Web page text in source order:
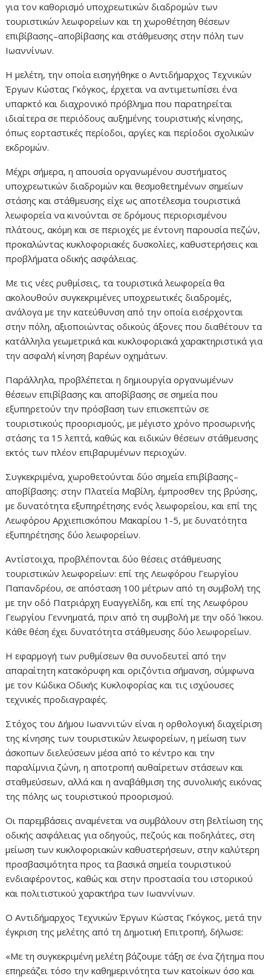
για τον καθορισμό υποχρεωτικών διαδρομών των
τουριστικών λεωφορείων και τη χωροθέτηση θέσεων
επιβίβασης–αποβίβασης και στάθμευσης στην πόλη των
Ιωαννίνων.
Η μελέτη, την οποία εισηγήθηκε ο Αντιδήμαρχος Τεχνικών
Έργων Κώστας Γκόγκος, έρχεται να αντιμετωπίσει ένα
υπαρκτό και διαχρονικό πρόβλημα που παρατηρείται
ιδιαίτερα σε περιόδους αυξημένης τουριστικής κίνησης,
όπως εορταστικές περίοδοι, αργίες και περίοδοι σχολικών
εκδρομών.
Μέχρι σήμερα, η απουσία οργανωμένου συστήματος
υποχρεωτικών διαδρομών και θεσμοθετημένων σημείων
στάσης και στάθμευσης είχε ως αποτέλεσμα τουριστικά
λεωφορεία να κινούνται σε δρόμους περιορισμένου
πλάτους, ακόμη και σε περιοχές με έντονη παρουσία πεζών,
προκαλώντας κυκλοφοριακές δυσκολίες, καθυστερήσεις και
προβλήματα οδικής ασφάλειας.
Με τις νέες ρυθμίσεις, τα τουριστικά λεωφορεία θα
ακολουθούν συγκεκριμένες υποχρεωτικές διαδρομές,
ανάλογα με την κατεύθυνση από την οποία εισέρχονται
στην πόλη, αξιοποιώντας οδικούς άξονες που διαθέτουν τα
κατάλληλα γεωμετρικά και κυκλοφοριακά χαρακτηριστικά για
την ασφαλή κίνηση βαρέων οχημάτων.
Παράλληλα, προβλέπεται η δημιουργία οργανωμένων
θέσεων επιβίβασης και αποβίβασης σε σημεία που
εξυπηρετούν την πρόσβαση των επισκεπτών σε
τουριστικούς προορισμούς, με μέγιστο χρόνο προσωρινής
στάσης τα 15 λεπτά, καθώς και ειδικών θέσεων στάθμευσης
εκτός των πλέον επιβαρυμένων περιοχών.
Συγκεκριμένα, χωροθετούνται δύο σημεία επιβίβασης–
αποβίβασης: στην Πλατεία Μαβίλη, έμπροσθεν της βρύσης,
με δυνατότητα εξυπηρέτησης ενός λεωφορείου, και επί της
Λεωφόρου Αρχιεπισκόπου Μακαρίου 1-5, με δυνατότητα
εξυπηρέτησης δύο λεωφορείων.
Αντίστοιχα, προβλέπονται δύο θέσεις στάθμευσης
τουριστικών λεωφορείων: επί της Λεωφόρου Γεωργίου
Παπανδρέου, σε απόσταση 100 μέτρων από τη συμβολή της
με την οδό Πατριάρχη Ευαγγελίδη, και επί της Λεωφόρου
Γεωργίου Γεννηματά, πριν από τη συμβολή με την οδό Ίκκου.
Κάθε θέση έχει δυνατότητα στάθμευσης δύο λεωφορείων.
Η εφαρμογή των ρυθμίσεων θα συνοδευτεί από την
απαραίτητη κατακόρυφη και οριζόντια σήμανση, σύμφωνα
με τον Κώδικα Οδικής Κυκλοφορίας και τις ισχύουσες
τεχνικές προδιαγραφές.
Στόχος του Δήμου Ιωαννιτών είναι η ορθολογική διαχείριση
της κίνησης των τουριστικών λεωφορείων, η μείωση των
άσκοπων διελεύσεων μέσα από το κέντρο και την
παραλίμνια ζώνη, η αποτροπή αυθαίρετων στάσεων και
σταθμεύσεων, αλλά και η αναβάθμιση της συνολικής εικόνας
της πόλης ως τουριστικού προορισμού.
Οι παρεμβάσεις αναμένεται να συμβάλουν στη βελτίωση της
οδικής ασφάλειας για οδηγούς, πεζούς και ποδηλάτες, στη
μείωση των κυκλοφοριακών καθυστερήσεων, στην καλύτερη
προσβασιμότητα προς τα βασικά σημεία τουριστικού
ενδιαφέροντος, καθώς και στην προστασία του ιστορικού
και πολιτιστικού χαρακτήρα των Ιωαννίνων.
Ο Αντιδήμαρχος Τεχνικών Έργων Κώστας Γκόγκος, μετά την
έγκριση της μελέτης από τη Δημοτική Επιτροπή, δήλωσε:
«Με τη συγκεκριμένη μελέτη βάζουμε τάξη σε ένα ζήτημα που
επηρεάζει τόσο την καθημερινότητα των κατοίκων όσο και